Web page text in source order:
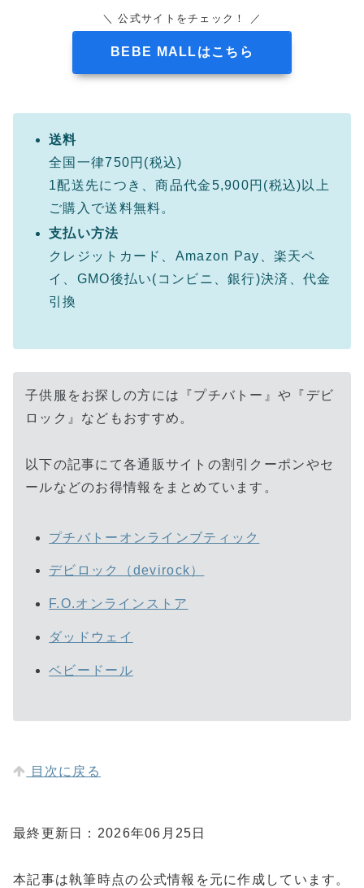
＼ 公式サイトをチェック！ ／
BEBE MALLはこちら
送料
全国一律750円(税込)
1配送先につき、商品代金5,900円(税込)以上
ご購入で送料無料。
支払い方法
クレジットカード、Amazon Pay、楽天ペ
イ、GMO後払い(コンビニ、銀行)決済、代金
引換
子供服をお探しの方には『プチバトー』や『デビ
ロック』などもおすすめ。
以下の記事にて各通販サイトの割引クーポンやセ
ールなどのお得情報をまとめています。
プチバトーオンラインブティック
デビロック（devirock）
F.O.オンラインストア
ダッドウェイ
ベビードール
目次に戻る
最終更新日：2026年06月25日
本記事は執筆時点の公式情報を元に作成しています。